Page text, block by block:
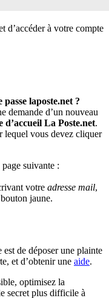
d’accéder à votre compte
laposte.net ?
demande d’un nouveau
d’accueil La Poste.net.
lequel vous devez cliquer
suivante :
votre adresse mail,
jaune.
de déposer une plainte
et d’obtenir une aide.
optimisez la
secret plus difficile à